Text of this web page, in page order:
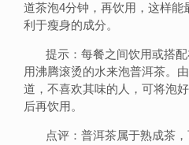
道茶泡4分钟，再饮用，这样
利于瘦身的成分。
提示：每餐之间饮用或搭配
用沸腾滚烫的水来泡普洱茶。
道，不喜欢其味的人，可将泡
后再饮用。
点评：普洱茶属于熟成茶，